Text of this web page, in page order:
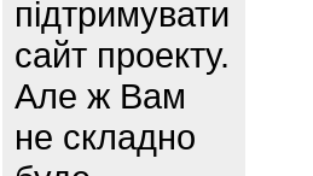
підтримувати
сайт проекту.
Але ж Вам
не складно